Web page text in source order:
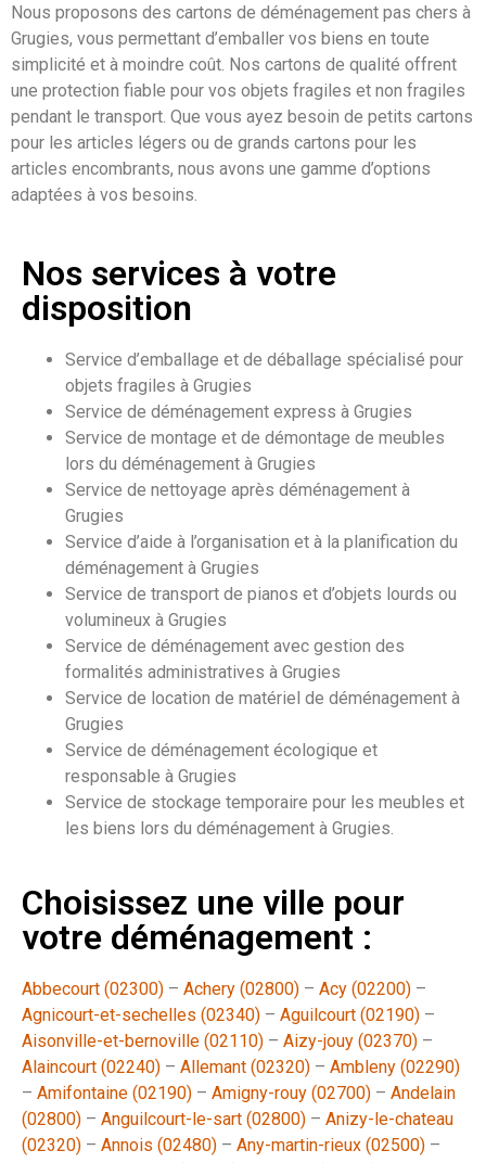
Nous proposons des cartons de déménagement pas chers à
Grugies, vous permettant d’emballer vos biens en toute
simplicité et à moindre coût. Nos cartons de qualité offrent
une protection fiable pour vos objets fragiles et non fragiles
pendant le transport. Que vous ayez besoin de petits cartons
pour les articles légers ou de grands cartons pour les
articles encombrants, nous avons une gamme d’options
adaptées à vos besoins.
Nos services à votre
disposition
Service d’emballage et de déballage spécialisé pour
objets fragiles à Grugies
Service de déménagement express à Grugies
Service de montage et de démontage de meubles
lors du déménagement à Grugies
Service de nettoyage après déménagement à
Grugies
Service d’aide à l’organisation et à la planification du
déménagement à Grugies
Service de transport de pianos et d’objets lourds ou
volumineux à Grugies
Service de déménagement avec gestion des
formalités administratives à Grugies
Service de location de matériel de déménagement à
Grugies
Service de déménagement écologique et
responsable à Grugies
Service de stockage temporaire pour les meubles et
les biens lors du déménagement à Grugies.
Choisissez une ville pour
votre déménagement :
Abbecourt (02300) – Achery (02800) – Acy (02200) –
Agnicourt-et-sechelles (02340) – Aguilcourt (02190) –
Aisonville-et-bernoville (02110) – Aizy-jouy (02370) –
Alaincourt (02240) – Allemant (02320) – Ambleny (02290)
– Amifontaine (02190) – Amigny-rouy (02700) – Andelain
(02800) – Anguilcourt-le-sart (02800) – Anizy-le-chateau
(02320) – Annois (02480) – Any-martin-rieux (02500) –